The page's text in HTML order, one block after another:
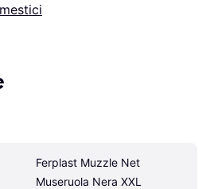
Ferplast Muzzle Net
Museruola Nera XXL